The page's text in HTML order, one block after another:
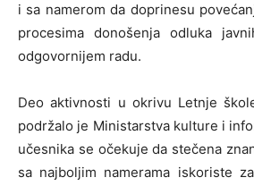
i sa namerom da doprinesu
procesima donošenja odluka
odgovornijem radu.
Deo aktivnosti u okrivu Letnje
podržalo je Ministarstva kulture i
učesnika se očekuje da stečena
sa najboljim namerama iskoriste